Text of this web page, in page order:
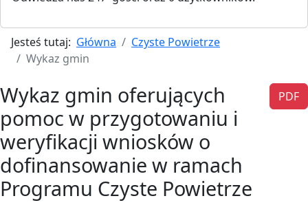
Jesteś tutaj: Główna
Czyste Powietrze
Wykaz gmin
PDF
Wykaz gmin oferujących
pomoc w przygotowaniu i
weryfikacji wniosków o
dofinansowanie w ramach
Programu Czyste Powietrze